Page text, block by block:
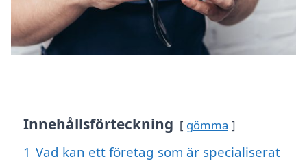
Innehållsförteckning gömma
1 Vad kan ett företag som är specialiserat